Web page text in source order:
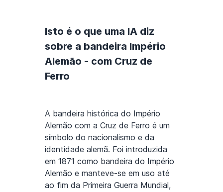
Isto é o que uma IA diz
sobre a bandeira Império
Alemão - com Cruz de
Ferro
A bandeira histórica do Império
Alemão com a Cruz de Ferro é um
símbolo do nacionalismo e da
identidade alemã. Foi introduzida
em 1871 como bandeira do Império
Alemão e manteve-se em uso até
ao fim da Primeira Guerra Mundial,